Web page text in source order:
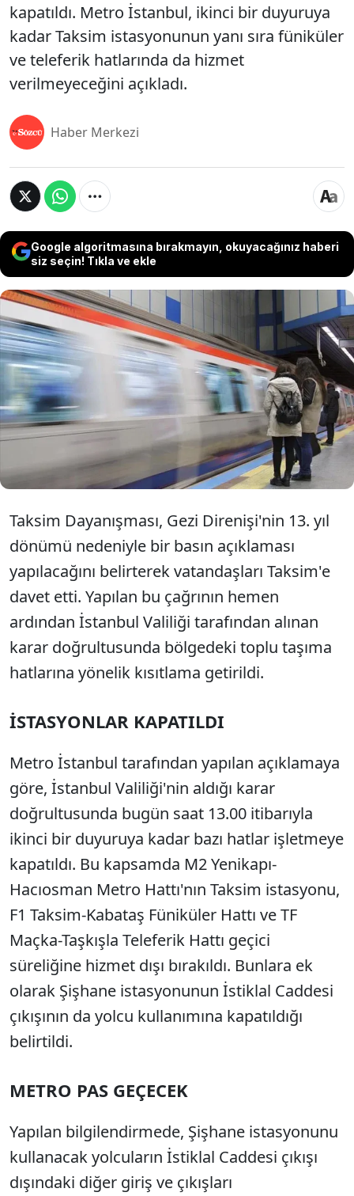
kapatıldı. Metro İstanbul, ikinci bir duyuruya
kadar Taksim istasyonunun yanı sıra füniküler
ve teleferik hatlarında da hizmet
verilmeyeceğini açıkladı.
Haber Merkezi
Google algoritmasına bırakmayın, okuyacağınız haberi
siz seçin! Tıkla ve ekle
Taksim Dayanışması'nın Gezi Direnişi'nin 13.
yılında yapacağı basın açıklaması çağrısının
ardından İstanbul Valiliği kararıyla Taksim
bölgesindeki bazı toplu taşıma hatları kapatıldı.
Metro İstanbul, ikinci bir duyuruya kadar Taksim
istasyonunun yanı sıra füniküler ve teleferik
hatlarında da hizmet verilmeyeceğini açıkladı.
Taksim Dayanışması, Gezi Direnişi'nin 13. yıl
dönümü nedeniyle bir basın açıklaması
yapılacağını belirterek vatandaşları Taksim'e
davet etti. Yapılan bu çağrının hemen
ardından İstanbul Valiliği tarafından alınan
karar doğrultusunda bölgedeki toplu taşıma
hatlarına yönelik kısıtlama getirildi.
İSTASYONLAR KAPATILDI
Metro İstanbul tarafından yapılan açıklamaya
göre, İstanbul Valiliği'nin aldığı karar
doğrultusunda bugün saat 13.00 itibarıyla
ikinci bir duyuruya kadar bazı hatlar işletmeye
kapatıldı. Bu kapsamda M2 Yenikapı-
Hacıosman Metro Hattı'nın Taksim istasyonu,
F1 Taksim-Kabataş Füniküler Hattı ve TF
Maçka-Taşkışla Teleferik Hattı geçici
süreliğine hizmet dışı bırakıldı. Bunlara ek
olarak Şişhane istasyonunun İstiklal Caddesi
çıkışının da yolcu kullanımına kapatıldığı
belirtildi.
METRO PAS GEÇECEK
Yapılan bilgilendirmede, Şişhane istasyonunu
kullanacak yolcuların İstiklal Caddesi çıkışı
dışındaki diğer giriş ve çıkışları